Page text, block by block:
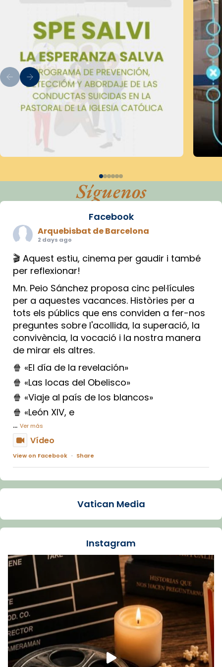
Síguenos
Facebook
Arquebisbat de Barcelona
2 days ago
🎬 Aquest estiu, cinema per gaudir i també
per reflexionar!
Mn. Peio Sánchez proposa cinc pel·lícules
per a aquestes vacances. Històries per a
tots els públics que ens conviden a fer-nos
preguntes sobre l'acollida, la superació, la
convivència, la vocació i la nostra manera
de mirar els altres.
🍿 «El día de la revelación»
🍿 «Las locas del Obelisco»
🍿 «Viaje al país de los blancos»
🍿 «León XIV, e
... Ver más
Vídeo
View on Facebook · Share
Arquebisbat de Barcelona
La Carmina va patir depressió. Fa gairebé
dos mesos, a l'Estadi Lluís Companys, la
Recupera l'entrevista comp
Vatican
tican News 👇
www.vaticannews.va/es/iglesia/news/2026-
07/carmina-historia-depresion-papa-viaje-
espana-testimoni...
Foto
View on Facebook · Share
Vatican Media
Instagram